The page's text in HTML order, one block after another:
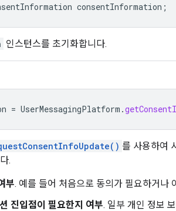
consentInformation ;
인스턴스를 초기화합니다.
= UserMessagingPlatform .
를 사용하여
.
부. 예를 들어 처음으로 동의가 필요하거나
진입점이 필요한지 여부. 일부 개인 정보